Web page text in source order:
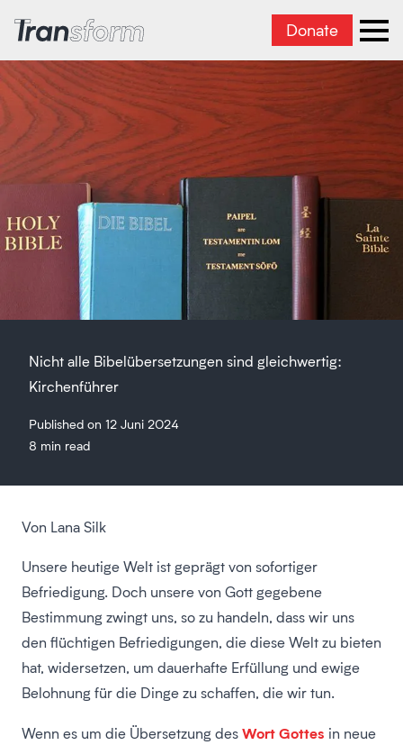
Transform Iran Donate
Nicht alle Bibelübersetzungen sind gleichwertig:
Kirchenführer
Published on 12 Juni 2024
8 min read
Von Lana Silk
Unsere heutige Welt ist geprägt von sofortiger
Befriedigung. Doch unsere von Gott gegebene
Bestimmung zwingt uns, so zu handeln, dass wir uns
den flüchtigen Befriedigungen, die diese Welt zu bieten
hat, widersetzen, um dauerhafte Erfüllung und ewige
Belohnung für die Dinge zu schaffen, die wir tun.
Wenn es um die Übersetzung desWort Gottes in neue